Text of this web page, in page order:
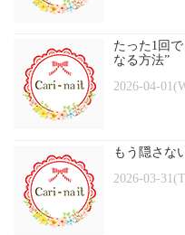
たった1回
なる方法”
2026-04-
もう隠さな
2026-03-